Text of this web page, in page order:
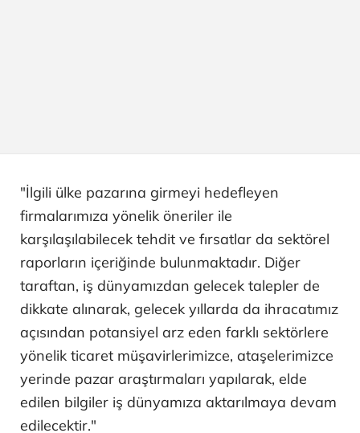
"İlgili ülke pazarına girmeyi hedefleyen
firmalarımıza yönelik öneriler ile
karşılaşılabilecek tehdit ve fırsatlar da sektörel
raporların içeriğinde bulunmaktadır. Diğer
taraftan, iş dünyamızdan gelecek talepler de
dikkate alınarak, gelecek yıllarda da ihracatımız
açısından potansiyel arz eden farklı sektörlere
yönelik ticaret müşavirlerimizce, ataşelerimizce
yerinde pazar araştırmaları yapılarak, elde
edilen bilgiler iş dünyamıza aktarılmaya devam
edilecektir."